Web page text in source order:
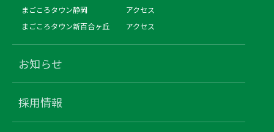
まごころタウン静岡
アクセス
まごころタウン新百合ヶ丘
アクセス
お知らせ
採用情報